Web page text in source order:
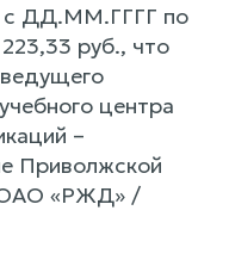
с ДД.ММ.ГГГГ по
руб., что
центра
–
Приволжской
ОАО «РЖД» /